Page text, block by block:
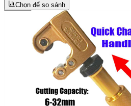
Chọn để so sánh